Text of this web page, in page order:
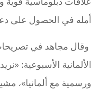
أمله في الحصول على
وقال مجاهد في
الألمانية الأسبوعية:
ورسمية مع ألمانيا»،